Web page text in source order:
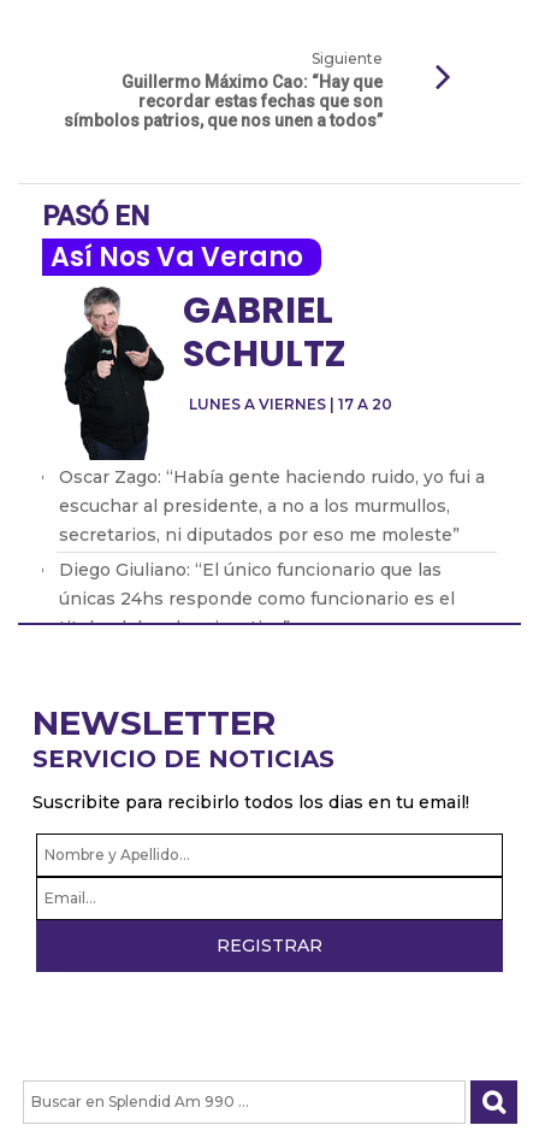
Siguiente
Guillermo Máximo Cao: “Hay que
recordar estas fechas que son
símbolos patrios, que nos unen a todos”
PASÓ EN
Así Nos Va Verano
LUNES A VIERNES | 17 A 20
GABRIEL
SCHULTZ
Oscar Zago: “Había gente haciendo ruido, yo fui a
escuchar al presidente, a no a los murmullos,
secretarios, ni diputados por eso me moleste”
Diego Giuliano: “El único funcionario que las
únicas 24hs responde como funcionario es el
titular del poder ejecutivo”
Patricio Giusto: “Hice una nota crítica sobre Milei
con datos objetivos y a la tarde me la borraron de
Pablo Juliano: “Los radicales con peluca
confirman que no sirven para nada”
NEWSLETTER
SERVICIO DE NOTICIAS
Suscribite para recibirlo todos los dias en tu email!